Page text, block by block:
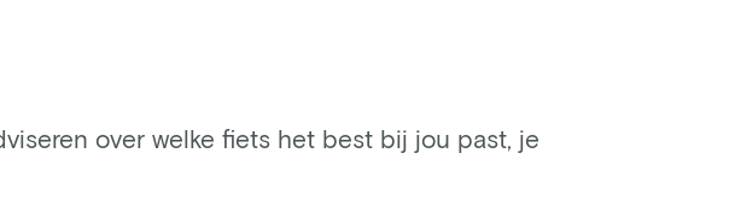
over welke fiets het best bij jou past, je